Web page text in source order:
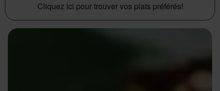
Cliquez ici pour trouver vos plats préférés!